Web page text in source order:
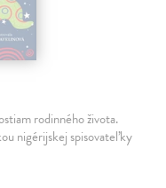
rodinného života.
nigérijskej spisovateľky